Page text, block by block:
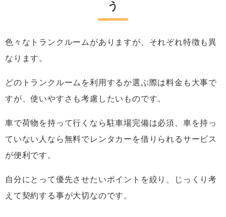
う
色々なトランクルームがありますが、それぞれ特徴も異
なります。
どのトランクルームを利用するか選ぶ際は料金も大事で
すが、使いやすさも考慮したいものです。
車で荷物を持って行くなら駐車場完備は必須、車を持っ
ていない人なら無料でレンタカーを借りられるサービス
が便利です。
自分にとって優先させたいポイントを絞り、じっくり考
えて契約する事が大切なのです。